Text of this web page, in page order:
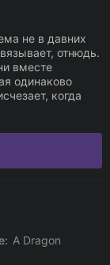
не в давних
отнюдь.
вместе
одинаково
когда
A Dragon